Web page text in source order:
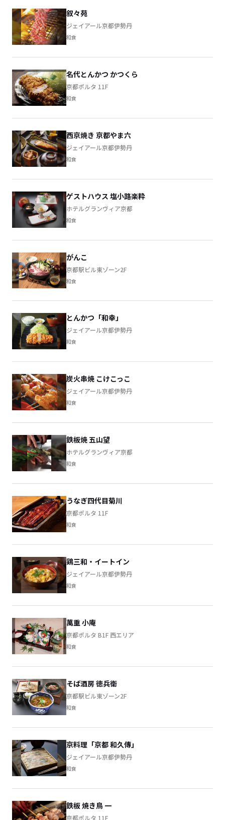
叙々苑
ジェイアール京都伊勢丹
和食
名代とんかつ かつくら
京都ポルタ 11F
和食
西京焼き 京都やま六
ジェイアール京都伊勢丹
和食
ゲストハウス 塩小路楽粋
ホテルグランヴィア京都
和食
がんこ
京都駅ビル東ゾーン2F
和食
とんかつ「和幸」
ジェイアール京都伊勢丹
和食
炭火串焼 こけこっこ
ジェイアール京都伊勢丹
和食
鉄板焼 五山望
ホテルグランヴィア京都
和食
うなぎ四代目菊川
京都ポルタ 11F
和食
鶏三和・イートイン
ジェイアール京都伊勢丹
和食
萬重 小庵
京都ポルタ B1F 西エリア
和食
そば酒房 徳兵衛
京都駅ビル東ゾーン2F
和食
京料理「京都 和久傳」
ジェイアール京都伊勢丹
和食
鉄板 焼き鳥 一
京都ポルタ 11F